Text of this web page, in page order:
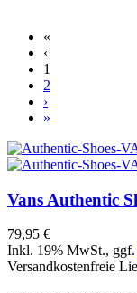
«
‹
1
2
›
»
Vans Authentic
79,95 €
Inkl. 19% MwSt., ggf.
Versandkostenfreie